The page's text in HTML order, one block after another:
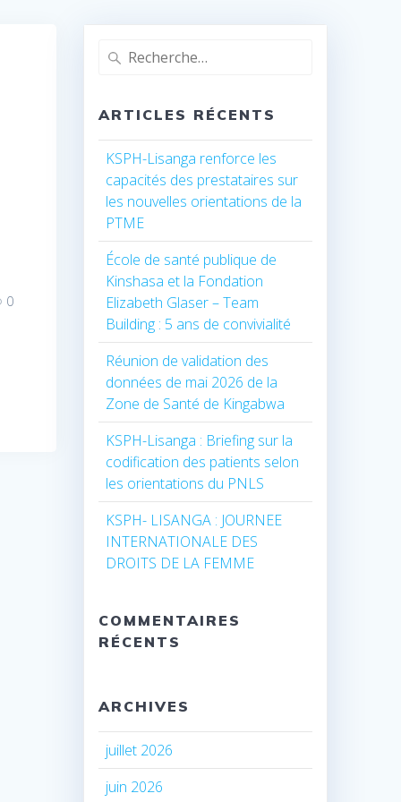
0
Recherche
ARTICLES RÉCENTS
KSPH-Lisanga renforce les
capacités des prestataires sur
les nouvelles orientations de la
PTME
École de santé publique de
Kinshasa et la Fondation
Elizabeth Glaser – Team
Building : 5 ans de convivialité
Réunion de validation des
données de mai 2026 de la
Zone de Santé de Kingabwa
KSPH-Lisanga : Briefing sur la
codification des patients selon
les orientations du PNLS
KSPH- LISANGA : JOURNEE
INTERNATIONALE DES
DROITS DE LA FEMME
COMMENTAIRES
RÉCENTS
ARCHIVES
juillet 2026
juin 2026